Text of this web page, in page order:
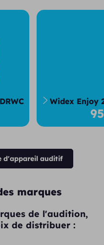
Widex Enjoy
d'appareil auditif
marques
de l'audition,
de distribuer :